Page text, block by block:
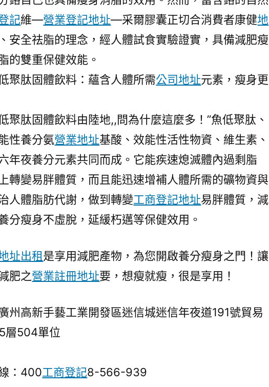
記維—營業登記地址—采爾膠囊正切合消費者康健地
安全祛脂的理念，經人體試食實驗證實，具備減肥瘦
的雙重保健效能。
肽固體飲料：蘊含人體所需公司地址元素，瘦身更
肽固體飲料由陸地,,問為什麼這麼多！”魚低聚肽、
性養分氨營業地址基酸、效能性活性物資、維生素、
年夜養分元素共同而成。它能疾速熄滅體內過剩脂
轉變易胖體質，而且能迅速增補人體所需的礦物資與
人體脂肪代謝，做到轉變工商登記地址易胖體質，減
分瘦身不虛脫，延緩朽邁等保健效用。
址出租是享用減肥產物，為您開啟養分瘦身之門！讓
肥之營業註冊地址要，想瘦就瘦，很是享用！
高新手藝工業開發區迷信城迷信年夜道191號貿易
層504單位
：400工商登記8-566-939